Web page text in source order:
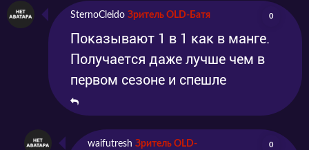
SternoCleido Зритель OLD-Батя 0
Показывают 1 в 1 как в манге.
Получается даже лучше чем в
первом сезоне и спешле
waifutresh Зритель OLD-
0